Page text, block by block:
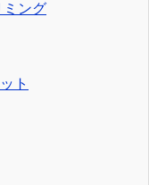
ミング
ト